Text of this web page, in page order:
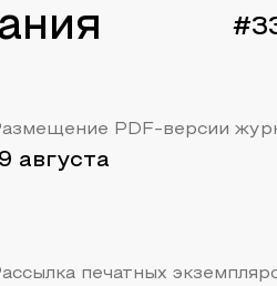
PDF-версии
августа
печатных